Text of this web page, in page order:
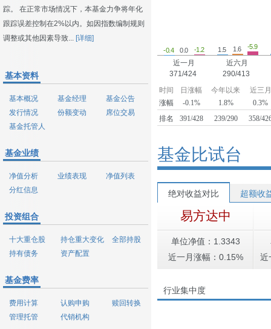
踪。 在正常市场情况下，本基金力争将年化
跟踪误差控制在2%以内。如因指数编制规则
调整或其他因素导致... [详细]
基本资料
基本概况 基金经理
基金公告
发行情况
份额变动
席位交易
基金托管人
基金业绩
净值分析 业绩表现
净值列表
分红信息
投资组合
十大重仓股 持仓重大变化
全部持股
持有债务
资产配置
基金费率
费用计算 认购申购
赎回转换
管理托管
代销机构
-0.4 0.0 -1.2
近一月
371/424
1.5 1.6 -5.9
近六月
290/413
时间
日涨幅 今年以来
近三月
涨幅
-0.1% 1.8%
0.3%
排名
391/428 239/290 358/
基金比试台
绝对收益对比 超额收
易方达中
单位净值：1.3343
近一月涨幅：0.15%
近
行业集中度